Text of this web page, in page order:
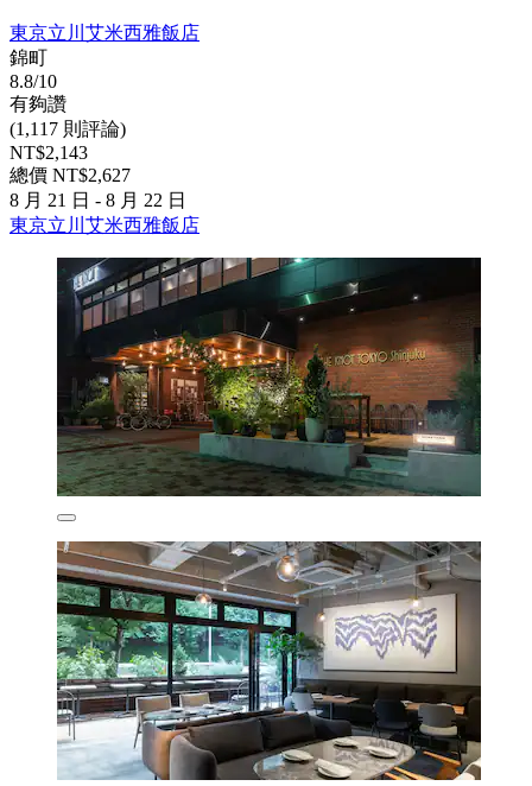
東京立川艾米西雅飯店
錦町
8.8/10
有夠讚
(1,117 則評論)
NT$2,143
總價 NT$2,627
8 月 21 日 - 8 月 22 日
東京立川艾米西雅飯店